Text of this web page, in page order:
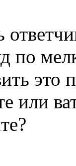
это
или